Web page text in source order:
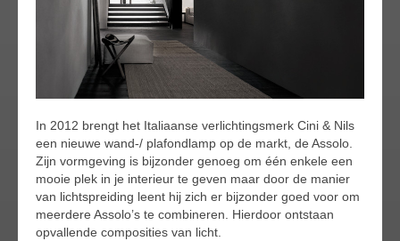
In 2012 brengt het Italiaanse verlichtingsmerk Cini & Nils
een nieuwe wand-/ plafondlamp op de markt, de Assolo.
Zijn vormgeving is bijzonder genoeg om één enkele een
mooie plek in je interieur te geven maar door de manier
van lichtspreiding leent hij zich er bijzonder goed voor om
meerdere Assolo’s te combineren. Hierdoor ontstaan
opvallende composities van licht.